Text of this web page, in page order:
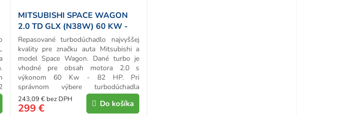
MITSUBISHI SPACE WAGON
2.0 TD GLX (N38W) 60 KW -
82 HP REPAS TURBA
243,09 € bez DPH
299 € Do košíka
Repasované turbodúchadlo najvyššej
kvality pre značku auta Mitsubishi a
model Space Wagon. Dané turbo je
vhodné pre obsah motora 2.0 s
výkonom 60 Kw - 82 HP. Pri
správnom výbere turbodúchadla
treba...